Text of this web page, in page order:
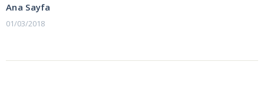
gezinmesi
Ana Sayfa
01/03/2018